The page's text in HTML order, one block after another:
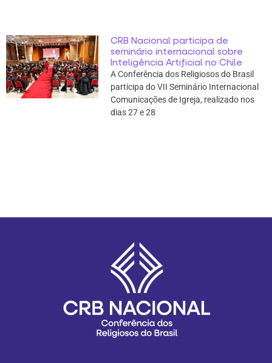
CRB Nacional participa de
seminário internacional sobre
Inteligência Artificial no Chile
A Conferência dos Religiosos do Brasil
participa do VII Seminário Internacional
Comunicações de Igreja, realizado nos
dias 27 e 28